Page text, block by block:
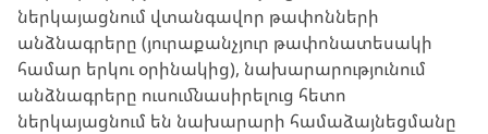
ներկայացնում վտանգավոր թափոնների
անձնագրերը (յուրաքանչյուր թափոնատեսակի
համար երկու օրինակից), նախարարությունում
անձնագրերը ուսումնասիրելուց հետո
ներկայացնում են նախարարի համաձայնեցմանը